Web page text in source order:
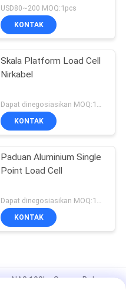
USD80~200 MOQ:1pcs
KONTAK
Skala Platform Load Cell
Nirkabel
Dapat dinegosiasikan MOQ:10pcs
KONTAK
Paduan Aluminium Single
Point Load Cell
KONTAK
NA3 100kg Sensor Beban